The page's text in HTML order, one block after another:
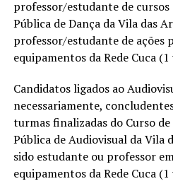
professor/estudante de
Pública de Dança da Vila das
professor/estudante de ações
equipamentos da Rede Cuca (1
Candidatos ligados ao
necessariamente,
turmas finalizadas do Curso de
Pública de Audiovisual da Vila
sido estudante ou professor
equipamentos da Rede Cuca (1